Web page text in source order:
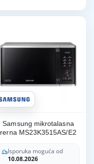
Samsung mikrotalasna
rerna MS23K3515AS/E2
Isporuka moguća od
10.08.2026